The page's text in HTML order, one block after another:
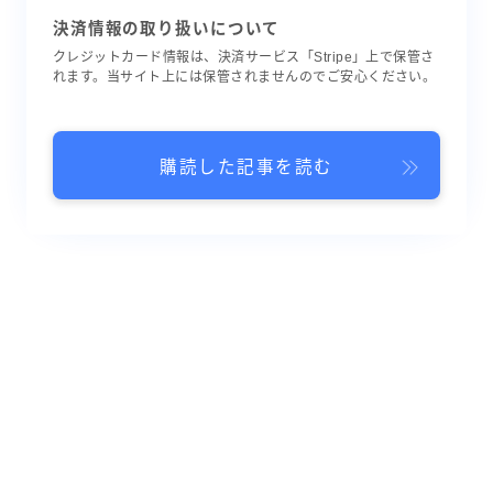
決済情報の取り扱いについて
クレジットカード情報は、決済サービス「Stripe」上で保管さ
れます。当サイト上には保管されませんのでご安心ください。
購読した記事を読む